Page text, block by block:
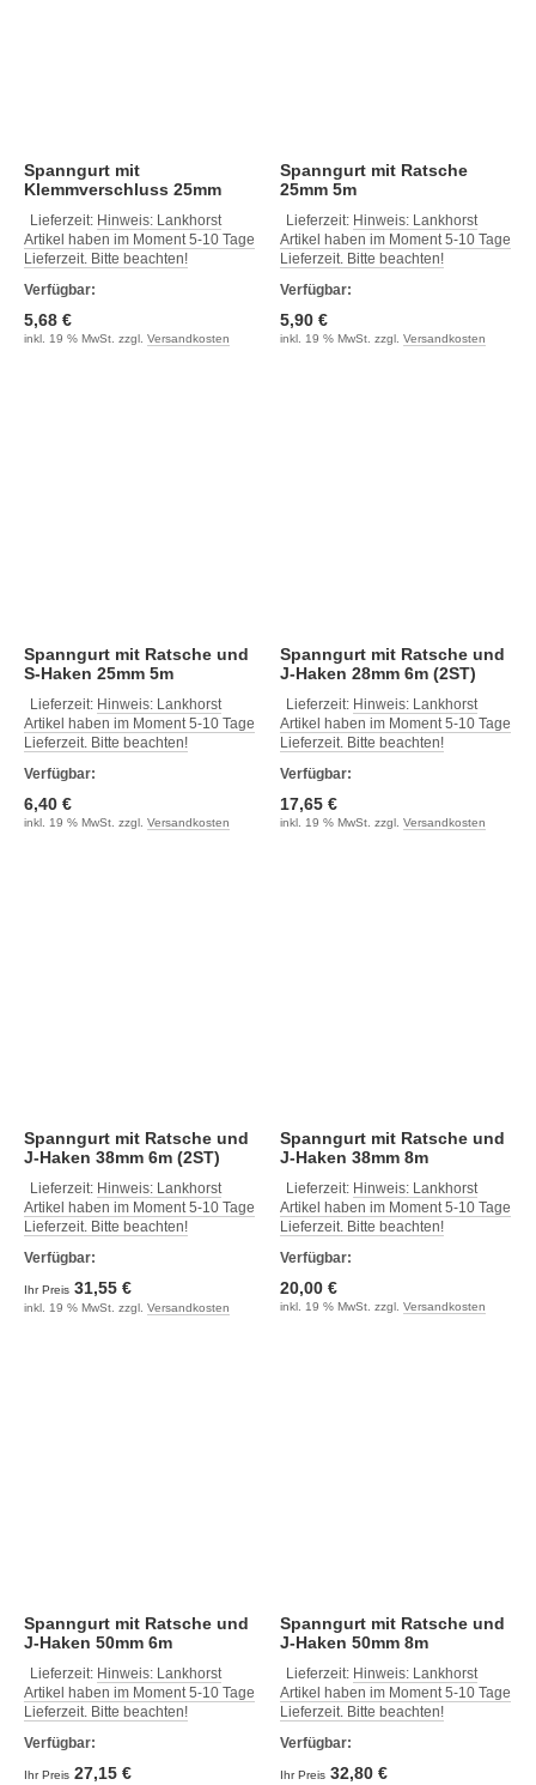
Spanngurt mit
Klemmverschluss 25mm
Lieferzeit: Hinweis: Lankhorst
Artikel haben im Moment 5-10 Tage
Lieferzeit. Bitte beachten!
Verfügbar:
5,68 €
inkl. 19 % MwSt. zzgl. Versandkosten
Spanngurt mit Ratsche
25mm 5m
Lieferzeit: Hinweis: Lankhorst
Artikel haben im Moment 5-10 Tage
Lieferzeit. Bitte beachten!
Verfügbar:
5,90 €
inkl. 19 % MwSt. zzgl. Versandkosten
Spanngurt mit Ratsche und
S-Haken 25mm 5m
Lieferzeit: Hinweis: Lankhorst
Artikel haben im Moment 5-10 Tage
Lieferzeit. Bitte beachten!
Verfügbar:
6,40 €
inkl. 19 % MwSt. zzgl. Versandkosten
Spanngurt mit Ratsche und
J-Haken 28mm 6m (2ST)
Lieferzeit: Hinweis: Lankhorst
Artikel haben im Moment 5-10 Tage
Lieferzeit. Bitte beachten!
Verfügbar:
17,65 €
inkl. 19 % MwSt. zzgl. Versandkosten
Spanngurt mit Ratsche und
J-Haken 38mm 6m (2ST)
Lieferzeit: Hinweis: Lankhorst
Artikel haben im Moment 5-10 Tage
Lieferzeit. Bitte beachten!
Verfügbar:
Ihr Preis 31,55 €
inkl. 19 % MwSt. zzgl. Versandkosten
Spanngurt mit Ratsche und
J-Haken 38mm 8m
Lieferzeit: Hinweis: Lankhorst
Artikel haben im Moment 5-10 Tage
Lieferzeit. Bitte beachten!
Verfügbar:
20,00 €
inkl. 19 % MwSt. zzgl. Versandkosten
Spanngurt mit Ratsche und
J-Haken 50mm 6m
Lieferzeit: Hinweis: Lankhorst
Artikel haben im Moment 5-10 Tage
Lieferzeit. Bitte beachten!
Verfügbar:
Ihr Preis 27,15 €
Spanngurt mit Ratsche und
J-Haken 50mm 8m
Lieferzeit: Hinweis: Lankhorst
Artikel haben im Moment 5-10 Tage
Lieferzeit. Bitte beachten!
Verfügbar:
Ihr Preis 32,80 €